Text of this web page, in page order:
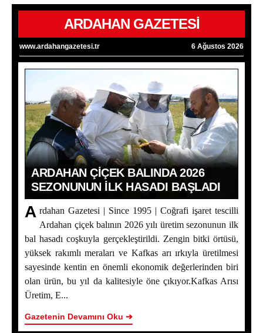
ARDAHAN GAZETESİ
www.ardahangazetesi.tr 6 Ağustos 2026
ARDAHAN ÇIÇEK BALINDA 2026
SEZONUNUN İLK HASADI BAŞLADI
A rdahan Gazetesi | Since 1995 | Coğrafi işaret tescilli
Ardahan çiçek balının 2026 yılı üretim sezonunun ilk
bal hasadı coşkuyla gerçekleştirildi. Zengin bitki örtüsü,
yüksek rakımlı meraları ve Kafkas arı ırkıyla üretilmesi
sayesinde kentin en önemli ekonomik değerlerinden biri
olan ürün, bu yıl da kalitesiyle öne çıkıyor.Kafkas Arısı
Üretim, E...
Gazetenin Devamını Oku ➔
Ardahan Çiçek Balında 2026 Sezonunun İlk Hasadı
Başladı
Yaşar Geler’in 5 Bölümlük Dev Yazı Dizisi Başladı! |
Bölüm 2 - Ardahan Kültür ve Turizm